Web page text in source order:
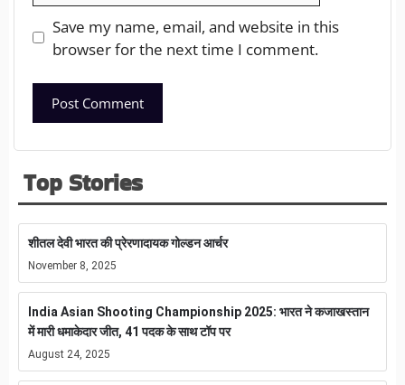
Save my name, email, and website in this
browser for the next time I comment.
Top Stories
शीतल देवी भारत की प्रेरणादायक गोल्डन आर्चर
November 8, 2025
India Asian Shooting Championship 2025: भारत ने कजाखस्तान
में मारी धमाकेदार जीत, 41 पदक के साथ टॉप पर
August 24, 2025